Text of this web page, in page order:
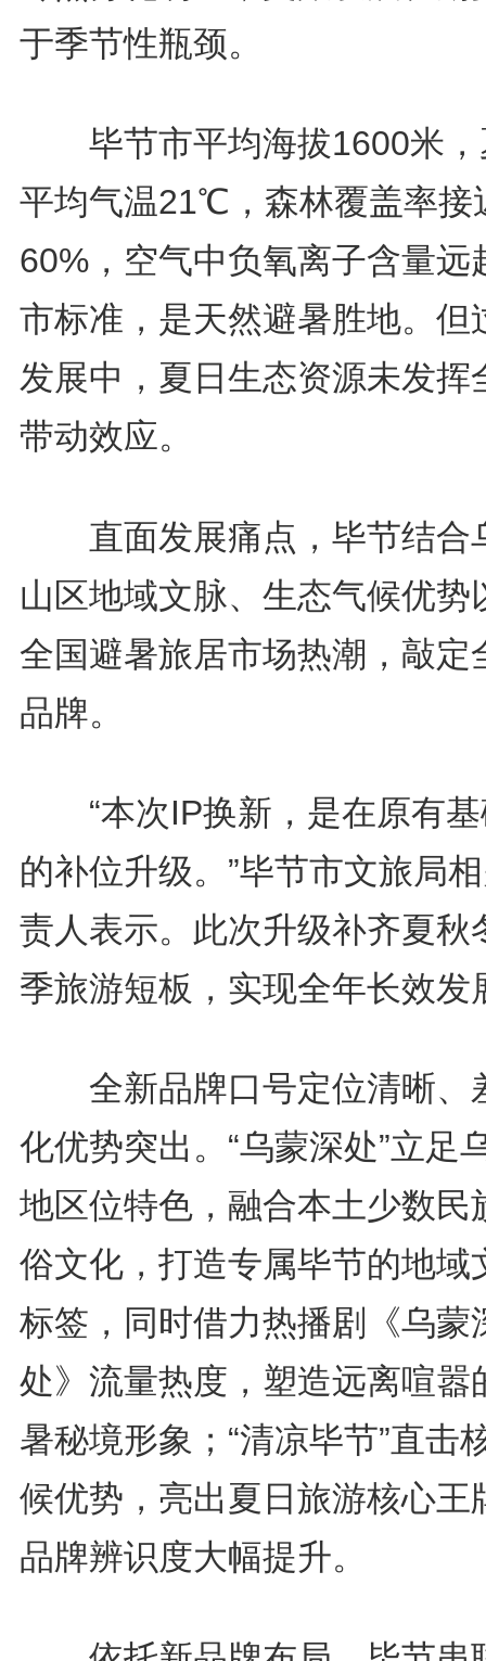
于季节性瓶颈。
毕节市平均海拔1600米，
平均气温21℃，森林覆盖率接
60%，空气中负氧离子含量远
市标准，是天然避暑胜地。但
发展中，夏日生态资源未发挥
带动效应。
直面发展痛点，毕节结合
山区地域文脉、生态气候优势
全国避暑旅居市场热潮，敲定
品牌。
“本次IP换新，是在原有基
的补位升级。”毕节市文旅局
责人表示。此次升级补齐夏秋
季旅游短板，实现全年长效发
全新品牌口号定位清晰、
化优势突出。“乌蒙深处”立足
地区位特色，融合本土少数民
俗文化，打造专属毕节的地域
标签，同时借力热播剧《乌蒙
处》流量热度，塑造远离喧嚣
暑秘境形象；“清凉毕节”直击
候优势，亮出夏日旅游核心王
品牌辨识度大幅提升。